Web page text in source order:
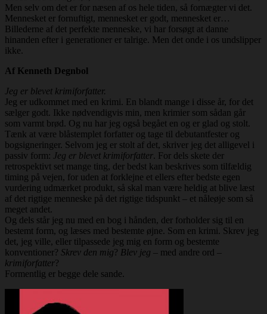
Men selv om det er for næsen af os hele tiden, så fornægter vi det.
Mennesket er fornuftigt, mennesket er godt, mennesket er…
Billederne af det perfekte menneske, vi har forsøgt at danne
hinanden efter i generationer er talrige. Men det onde i os undslipper
ikke.
Af Kenneth Degnbol
Jeg er blevet krimiforfatter.
Jeg er udkommet med en krimi. En blandt mange i disse år, for det
sælger godt. Ikke nødvendigvis min, men krimier som sådan går
som varmt brød. Og nu har jeg også begået en og er glad og stolt.
Tænk at være blåstemplet forfatter og tage til debutantfester og
bogsigneringer. Selvom jeg er stolt af det, skriver jeg det alligevel i
passiv form: Jeg er blevet krimiforfatter. For dels skete der
retrospektivt set mange ting, der bedst kan beskrives som tilfældig
timing på vejen, for uden at forklejne et ellers efter bedste egen
vurdering udmærket produkt, så skal man være heldig at blive læst
af det rigtige menneske på det rigtige tidspunkt – et nåleøje som så
meget andet.
Og dels står jeg nu med en bog i hånden, der forholder sig til en
bestemt form, og læses med bestemte øjne. Som en krimi. Skrev jeg
det, jeg ville, eller tilpassede jeg mig en form og bestemte
konventioner? Skrev den mig? Blev jeg – med andre ord –
krimiforfatter?
Formentlig er begge dele sande.